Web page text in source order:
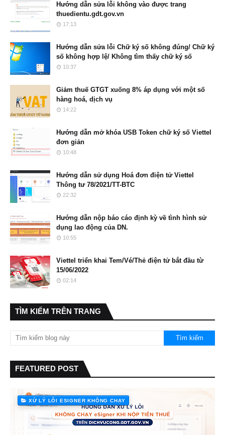
Hướng dẫn sửa lỗi không vào được trang
thuedientu.gdt.gov.vn
17:13
Hướng dẫn sửa lỗi Chữ ký số không đúng/ Chữ ký
số không hợp lệ/ Không tìm thấy chữ ký số
10:37
Giảm thuế GTGT xuống 8% áp dụng với một số
hàng hoá, dịch vụ
14:22
Hướng dẫn mở khóa USB Token chữ ký số Viettel
đơn giản
10:48
Hướng dẫn sử dụng Hoá đơn điện tử Viettel
Thông tư 78/2021/TT-BTC
22:32
Hướng dẫn nộp báo cáo định kỳ về tình hình sử
dụng lao động của DN.
10:55
Viettel triển khai Tem/Vé/Thẻ điện tử bắt đầu từ
15/06/2022
02:14
TÌM KIẾM TRÊN TRANG
FEATURED POST
XỬ LÝ LỖI ESIGNER KHÔNG CHẠY